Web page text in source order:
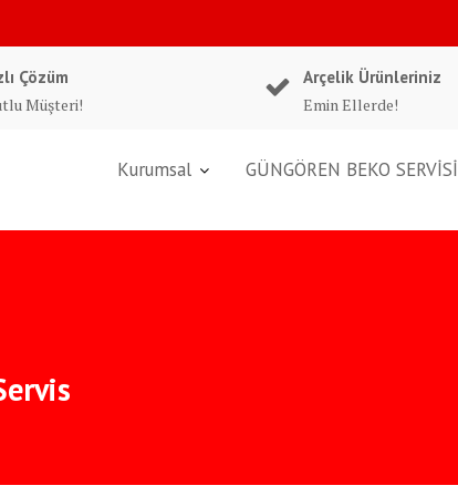
Çözüm
Müşteri!
Arçelik Ürünleriniz
Emin Ellerde!
Kurumsal GÜNGÖREN BEKO SERVİSİ